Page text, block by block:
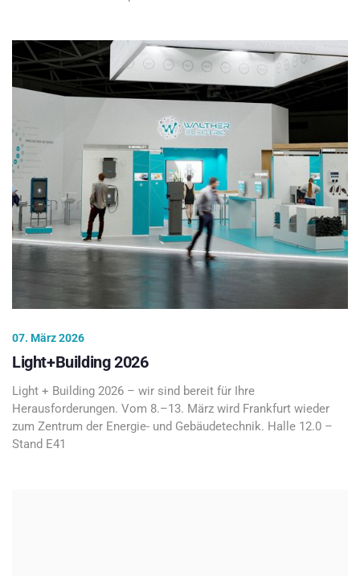
07. März 2026
Light+Building 2026
Light + Building 2026 – wir sind bereit für Ihre
Herausforderungen. Vom 8.–13. März wird Frankfurt wieder
zum Zentrum der Energie- und Gebäudetechnik. Halle 12.0 –
Stand E41